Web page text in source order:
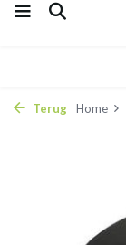
Terug Home